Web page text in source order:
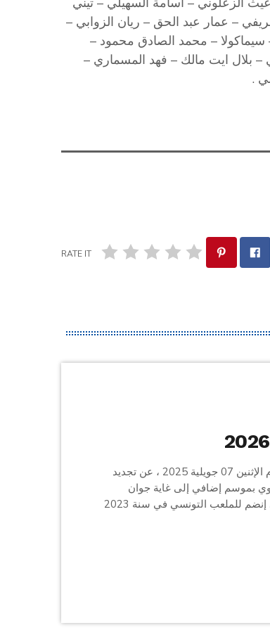
– عمار عبد الحق – ريان الزوابي –
– محمد الصادق محمود –
بلال ايت مالك – فهد المسماري –
.
RATE IT
أعلن الملعب التونسي اليوم الإثنين 07 جويلية 2025 ، عن تجديد
بموسم إضافي إلى غاية جوان
2026 ، يشار أن الصحراوي إنضم للملعب التونسي في سنة 2023